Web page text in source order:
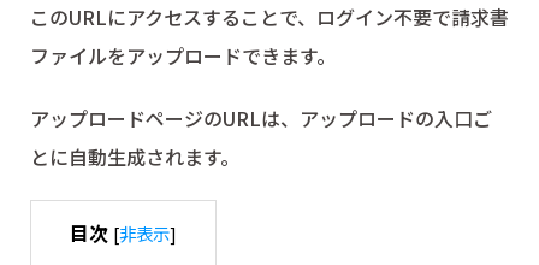
このURLにアクセスすることで、ログイン不要で請求書
ファイルをアップロードできます。
アップロードページのURLは、アップロードの入口ご
とに自動生成されます。
目次 [非表示]